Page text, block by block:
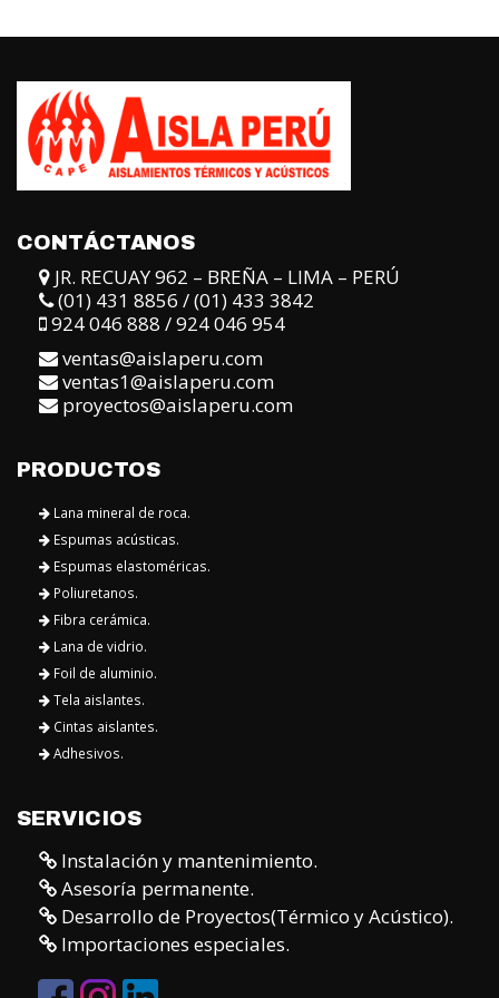
proyectos@aislaperu.com
PRODUCTOS
Espumas acústicas.
Espumas elastoméricas.
Poliuretanos.
Fibra cerámica.
Lana de vidrio.
Foil de aluminio.
Tela aislantes.
Cintas aislantes.
SERVICIOS
Instalación y mantenimiento.
Asesoría permanente.
Desarrollo de Proyectos(Térmico y Acústico).
Importaciones especiales.